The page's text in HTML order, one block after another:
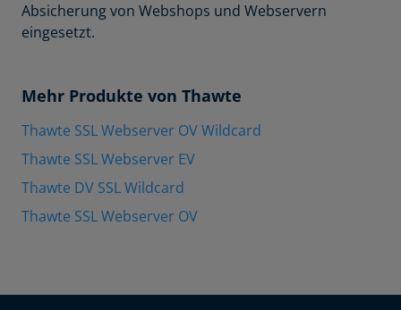
Absicherung von Webshops und Webservern
eingesetzt.
Mehr Produkte von Thawte
Thawte SSL Webserver OV Wildcard
Thawte SSL Webserver EV
Thawte DV SSL Wildcard
Thawte SSL Webserver OV